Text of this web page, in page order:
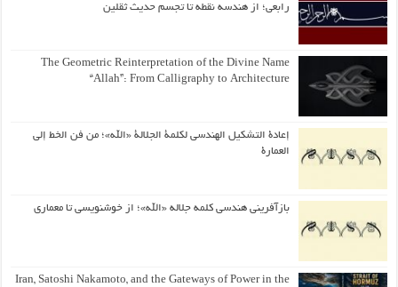
رابعی؛ از هندسه نقطه تا تجسم حدیث ثقلین
The Geometric Reinterpretation of the Divine Name
“Allah”: From Calligraphy to Architecture
إعادة التشكيل الهندسي لكلمة الجلالة «الله»؛ من فن الخط إلى
العمارة
بازآفرینی هندسی کلمه جلاله «الله»؛ از خوشنویسی تا معماری
Iran, Satoshi Nakamoto, and the Gateways of Power in the